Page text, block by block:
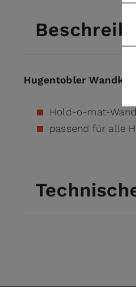
Hugentobler
Hold-o-mat-
passend für alle